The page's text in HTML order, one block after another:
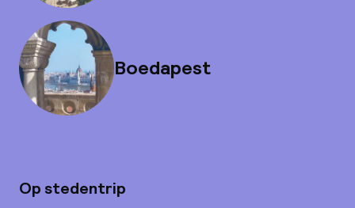
Boedapest
Op stedentrip